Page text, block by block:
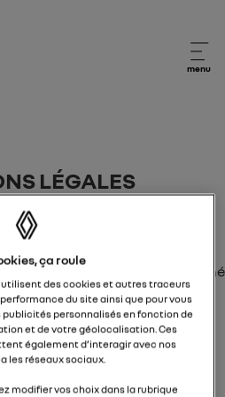
menu
LÉGALES
aux particuliers pour
version Renault neuf concerné
inclus.
aux particuliers pour toute
motorisation Renault neuf
08/2026 inclus, disponible en
30/09/2026.
ça roule
utilisent des cookies et autres traceurs
du site ainsi que pour vous
personnalisés en fonction de
et de votre géolocalisation. Ces
également d’interagir avec nos
les réseaux sociaux.
modifier vos choix dans la rubrique